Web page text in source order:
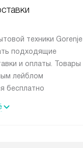
техники Gorenje
подходящие
и оплаты. Товары
лейблом
бесплатно
за МКАД